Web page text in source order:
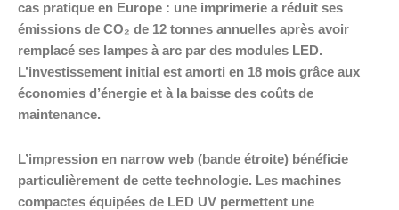
cas pratique en Europe : une imprimerie a réduit ses
émissions de CO₂ de 12 tonnes annuelles après avoir
remplacé ses lampes à arc par des modules LED.
L’investissement initial est amorti en 18 mois grâce aux
économies d’énergie et à la baisse des coûts de
maintenance.
L’impression en narrow web (bande étroite) bénéficie
particulièrement de cette technologie. Les machines
compactes équipées de LED UV permettent une